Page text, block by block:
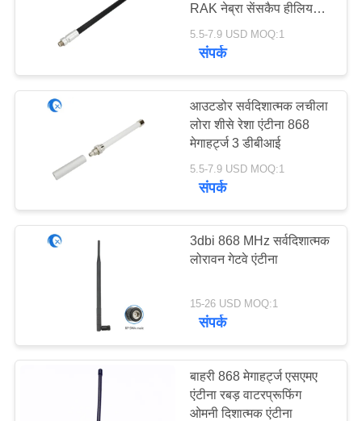
868 मेगाहर्ट्ज एंटीना
915 मेगाहर्ट्ज एंटीना
एचडीटीवी एंटीना
RAK नेब्रा सेंसकैप हीलियम
हॉटस्पॉट माइनर के लिए
5.5-7.9 USD MOQ:1
संपर्क
आउटडोर सर्वदिशात्मक लचीला
लोरा शीसे रेशा एंटीना 868
मेगाहर्ट्ज 3 डीबीआई
5.5-7.9 USD MOQ:1
संपर्क
3dbi 868 MHz सर्वदिशात्मक
लोरावन गेटवे एंटीना
15-26 USD MOQ:1
संपर्क
बाहरी 868 मेगाहर्ट्ज एसएमए
एंटीना रबड़ वाटरप्रूफिंग
ओमनी दिशात्मक एंटीना